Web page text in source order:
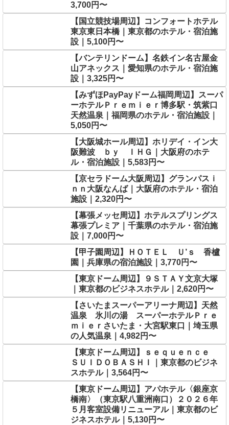
3,700円〜
【国立競技場周辺】コンフォートホテル
東京東日本橋｜東京都のホテル・宿泊施
設｜5,100円〜
【バンテリンドーム】名鉄イン名古屋金
山アネックス｜愛知県のホテル・宿泊施
設｜3,325円〜
【みずほPayPayドーム福岡周辺】スーパ
ーホテルＰｒｅｍｉｅｒ博多駅・筑紫口
天然温泉｜福岡県のホテル・宿泊施設｜
5,050円〜
【大阪城ホール周辺】ホリデイ・イン大
阪難波 ｂｙ ＩＨＧ｜大阪府のホテ
ル・宿泊施設｜5,583円〜
【京セラドーム大阪周辺】グランパスｉ
ｎｎ大阪なんば｜大阪府のホテル・宿泊
施設｜2,320円〜
【幕張メッセ周辺】ホテルスプリングス
幕張プレミア｜千葉県のホテル・宿泊施
設｜7,000円〜
【甲子園周辺】ＨＯＴＥＬ Ｕ’ｓ 香櫨
園｜兵庫県の宿泊施設｜3,770円〜
【東京ドーム周辺】９ＳＴＡＹ文京大塚
｜東京都のビジネスホテル｜2,620円〜
【さいたまスーパーアリーナ周辺】天然
温泉 氷川の湯 スーパーホテルＰｒｅ
ｍｉｅｒさいたま・大宮駅東口｜埼玉県
の人気温泉｜4,982円〜
【東京ドーム周辺】ｓｅｑｕｅｎｃｅ
ＳＵＩＤＯＢＡＳＨＩ｜東京都のビジネ
スホテル｜3,564円〜
【東京ドーム周辺】アパホテル〈銀座京
橋南〉（東京駅八重洲南口）２０２６年
５月客室設備リニューアル｜東京都のビ
ジネスホテル｜5,130円〜